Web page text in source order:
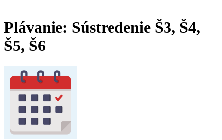
Plávanie: Sústredenie Š3, Š4,
Š5, Š6